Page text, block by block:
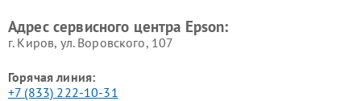
Адрес сервисного центра Epson:
г. Киров, ул. Воровского, 107
Горячая линия:
+7 (833) 222-10-31